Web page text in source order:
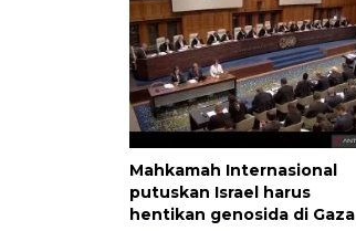
Mahkamah Internasional
putuskan Israel harus
hentikan genosida di Gaza